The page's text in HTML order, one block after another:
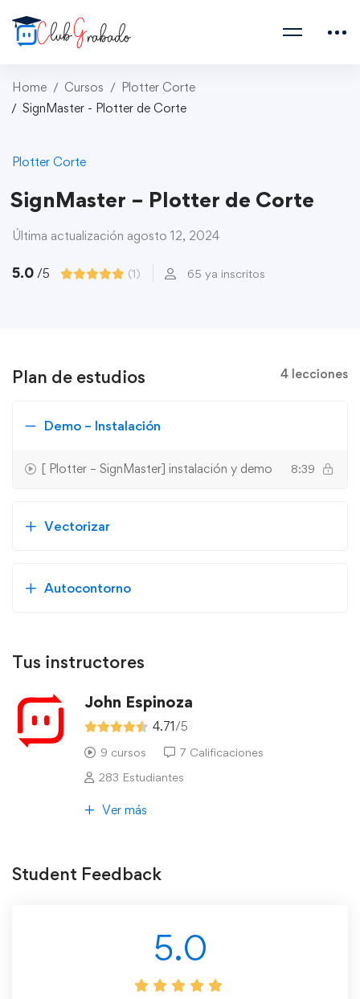
Home Cursos
Plotter Corte
SignMaster - Plotter de Corte
Plotter Corte
SignMaster – Plotter de Corte
Última actualización agosto 12, 2024
5.0 /5 (1) 65 ya inscritos
Plan de estudios 4 lecciones
Demo – Instalación
[ Plotter – SignMaster] instalación y demo 8:39
Vectorizar
Autocontorno
Tus instructores
John Espinoza
4.71/5
9 cursos
7 Calificaciones
283 Estudiantes
Ver más
Student Feedback
5.0